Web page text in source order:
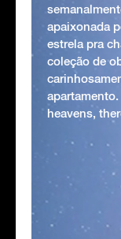
apaixonada
estrela pra
coleção de
heavens,